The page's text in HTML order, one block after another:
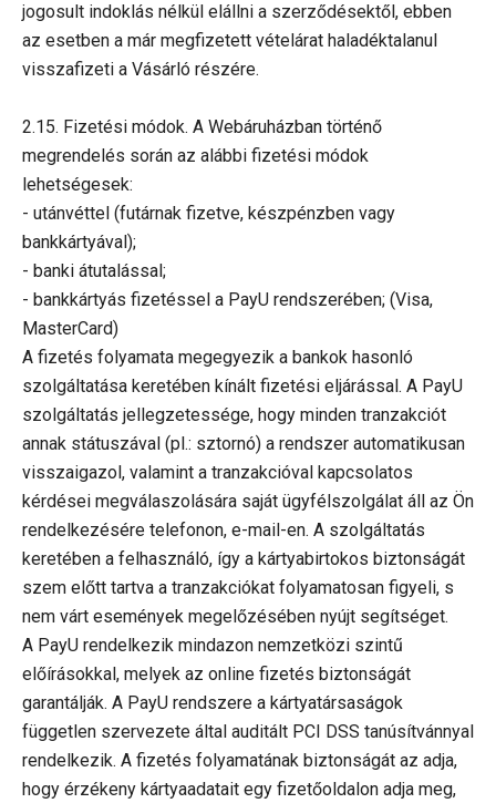
jogosult indoklás nélkül elállni a szerződésektől, ebben
az esetben a már megfizetett vételárat haladéktalanul
visszafizeti a Vásárló részére.
2.15. Fizetési módok. A Webáruházban történő
megrendelés során az alábbi fizetési módok
lehetségesek:
- utánvéttel (futárnak fizetve, készpénzben vagy
bankkártyával);
- banki átutalással;
- bankkártyás fizetéssel a PayU rendszerében; (Visa,
MasterCard)
A fizetés folyamata megegyezik a bankok hasonló
szolgáltatása keretében kínált fizetési eljárással. A PayU
szolgáltatás jellegzetessége, hogy minden tranzakciót
annak státuszával (pl.: sztornó) a rendszer automatikusan
visszaigazol, valamint a tranzakcióval kapcsolatos
kérdései megválaszolására saját ügyfélszolgálat áll az Ön
rendelkezésére telefonon, e-mail-en. A szolgáltatás
keretében a felhasználó, így a kártyabirtokos biztonságát
szem előtt tartva a tranzakciókat folyamatosan figyeli, s
nem várt események megelőzésében nyújt segítséget.
A PayU rendelkezik mindazon nemzetközi szintű
előírásokkal, melyek az online fizetés biztonságát
garantálják. A PayU rendszere a kártyatársaságok
független szervezete által auditált PCI DSS tanúsítvánnyal
rendelkezik. A fizetés folyamatának biztonságát az adja,
hogy érzékeny kártyaadatait egy fizetőoldalon adja meg,